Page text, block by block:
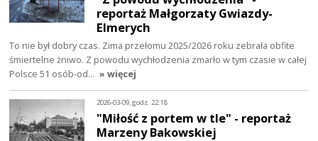
reportaż Małgorzaty Gwiazdy-
Elmerych
To nie był dobry czas. Zima przełomu 2025/2026 roku zebrała obfite
śmiertelne żniwo. Z powodu wychłodzenia zmarło w tym czasie w całej
Polsce 51 osób-od… » więcej
2026-03-09, godz. 22:18
"Miłość z portem w tle" - reportaż
Marzeny Bakowskiej